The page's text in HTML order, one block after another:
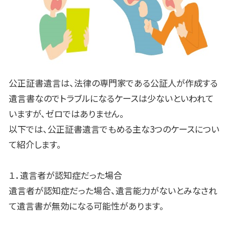
公正証書遺言は、法律の専門家である公証人が作成する
遺言書なのでトラブルになるケースは少ないといわれて
いますが、ゼロではありません。
以下では、公正証書遺言でもめる主な3つのケースについ
て紹介します。
１．遺言者が認知症だった場合
遺言者が認知症だった場合、遺言能力がないとみなされ
て遺言書が無効になる可能性があります。